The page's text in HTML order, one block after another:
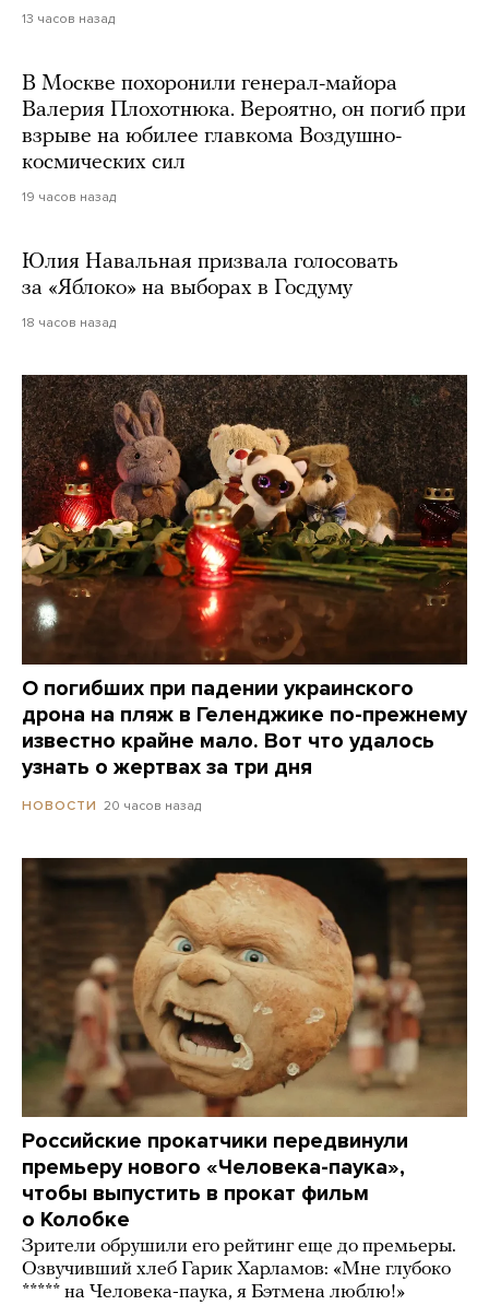
13 часов назад
В Москве похоронили генерал-майора
Валерия Плохотнюка. Вероятно, он погиб при
взрыве на юбилее главкома Воздушно-
космических сил
19 часов назад
Юлия Навальная призвала голосовать
за «Яблоко» на выборах в Госдуму
18 часов назад
О погибших при падении украинского
дрона на пляж в Геленджике по-прежнему
известно крайне мало. Вот что удалось
узнать о жертвах за три дня
НОВОСТИ 20 часов назад
Российские прокатчики передвинули
премьеру нового «Человека-паука»,
чтобы выпустить в прокат фильм
о Колобке
Зрители обрушили его рейтинг еще до премьеры.
Озвучивший хлеб Гарик Харламов: «Мне глубоко
***** на Человека-паука, я Бэтмена люблю!»